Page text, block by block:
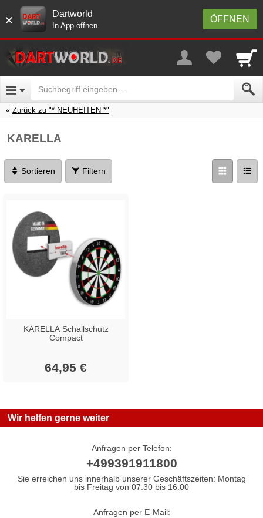
× ÖFFNEN
Dartworld
In App öffnen
Zurück zu "* NEUHEITEN *"
KARELLA
Sortieren Filtern
KARELLA Schallschutz
Compact
64,95 €
Wir helfen gerne weiter
Anfragen per Telefon:
+499391911800
Sie erreichen uns innerhalb unserer Geschäftszeiten: Montag
bis Freitag von 07.30 bis 16.00
Anfragen per E-Mail: